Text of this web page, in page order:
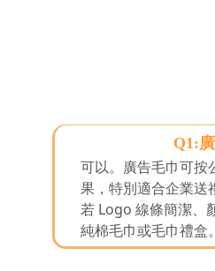
Q1:
可以。廣告毛巾可按
果，特別適合企業送
若 Logo 線條簡潔、
純棉毛巾或毛巾禮盒。